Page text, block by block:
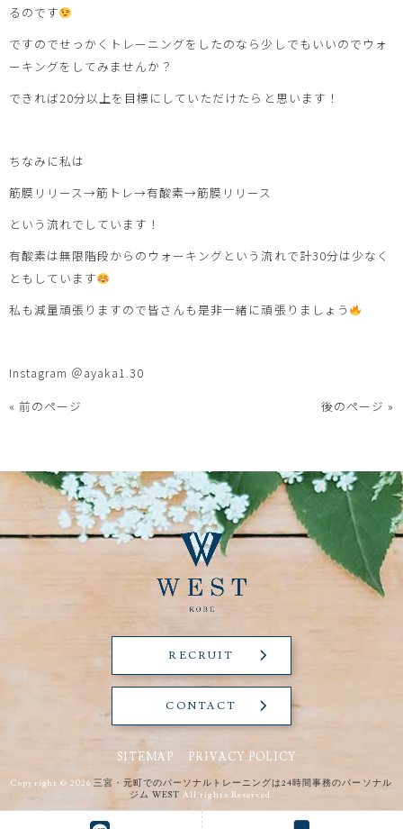
るのです
ですのでせっかくトレーニングをしたのなら少しでもいいのでウォ
ーキングをしてみませんか？
できれば20分以上を目標にしていただけたらと思います！
ちなみに私は
筋膜リリース→筋トレ→有酸素→筋膜リリース
という流れでしています！
有酸素は無限階段からのウォーキングという流れで計30分は少なく
ともしています
私も減量頑張りますので皆さんも是非一緒に頑張りましょう
Instagram ＠ayaka1.30
« 前のページ
後のページ »
RECRUIT
CONTACT
SITEMAP PRIVACY POLICY
Copyright © 2026 三宮・元町でのパーソナルトレーニングは24時間事務のパーソナル
ジム WEST All rights Reserved.